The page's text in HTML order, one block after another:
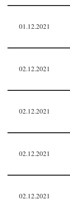
01.12.2021
02.12.2021
02.12.2021
02.12.2021
02.12.2021